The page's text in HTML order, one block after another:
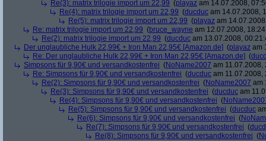
Re(3): matrix trilogie import um 22,99 (playaz am 14.07.2008,
Re(4): matrix trilogie import um 22,99 (ducduc am 14.07.2008,
Re(5): matrix trilogie import um 22,99 (playaz am
Re: matrix trilogie import um 22,99 (bruce_wayne am 12.07.2008,
Re(2): matrix trilogie import um 22,99 (ducduc am 13.07.2008,
Der unglaubliche Hulk 22,99€ + Iron Man 22,95€ [Amazon.de] (playaz am
Re: Der unglaubliche Hulk 22,99€ + Iron Man 22,95€ [Amazon.de] (
Simpsons für 9,90€ und versandkostenfrei (NoName2007 am 11.07.2008,
Re: Simpsons für 9,90€ und versandkostenfrei (ducduc am 11.07.2008,
Re(2): Simpsons für 9,90€ und versandkostenfrei (NoName2007 am
Re(3): Simpsons für 9,90€ und versandkostenfrei (ducduc am
Re(4): Simpsons für 9,90€ und versandkostenfrei (
Re(5): Simpsons für 9,90€ und versandkostenfrei (ducduc
Re(6): Simpsons für 9,90€ und versandkostenfrei (
Re(7): Simpsons für 9,90€ und versandkostenfrei (
Re(8): Simpsons für 9,90€ und versandkostenfrei (